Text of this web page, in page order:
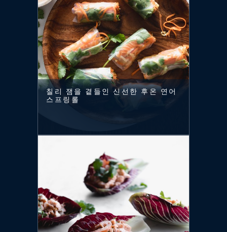
칠리 잼을 곁들인 신선한 후온 연어
스프링롤